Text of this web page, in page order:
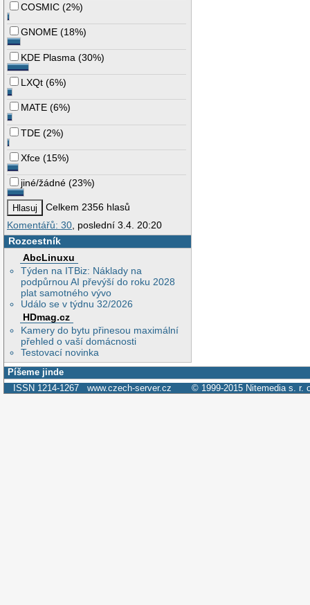
COSMIC (2%)
GNOME (18%)
KDE Plasma (30%)
LXQt (6%)
MATE (6%)
TDE (2%)
Xfce (15%)
jiné/žádné (23%)
Celkem 2356 hlasů
Komentářů: 30 , poslední 3.4. 20:20
Rozcestník
AbcLinuxu
Týden na ITBiz: Náklady na
podpůrnou AI převýší do roku 2028
plat samotného vývo
Událo se v týdnu 32/2026
HDmag.cz
Kamery do bytu přinesou maximální
přehled o vaší domácnosti
Testovací novinka
Píšeme jinde
ISSN 1214-1267 www.czech-server.cz © 1999-2015 Nitemedia s. r.